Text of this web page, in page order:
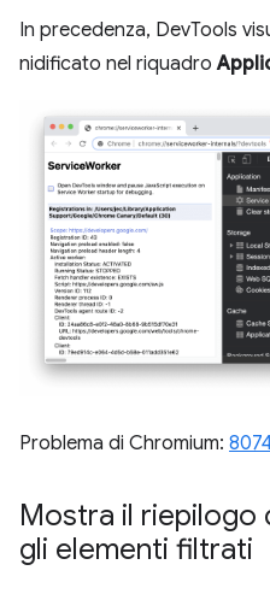
In precedenza, DevTools
nidificato nel riquadro
Problema di Chromium:
Mostra il riepilogo
gli elementi filtrati